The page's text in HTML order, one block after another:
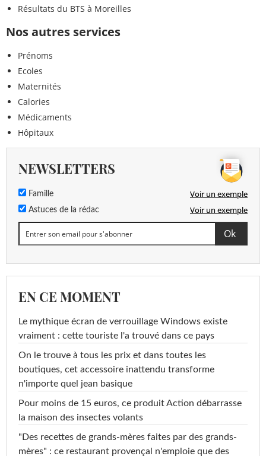
Résultats du BTS à Moreilles
Nos autres services
Prénoms
Ecoles
Maternités
Calories
Médicaments
Hôpitaux
NEWSLETTERS
Famille Voir un exemple
Astuces de la rédac Voir un exemple
EN CE MOMENT
Le mythique écran de verrouillage Windows existe
vraiment : cette touriste l'a trouvé dans ce pays
On le trouve à tous les prix et dans toutes les
boutiques, cet accessoire inattendu transforme
n'importe quel jean basique
Pour moins de 15 euros, ce produit Action débarrasse
la maison des insectes volants
"Des recettes de grands-mères faites par des grands-
mères" : ce restaurant provençal n'emploie que des